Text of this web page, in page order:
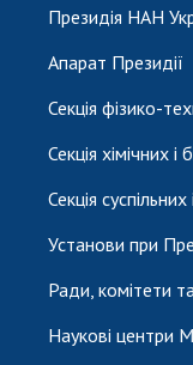
Президія НАН
Апарат Президії
Секція фізико-
Секція хімічних і
Секція
Установи при
Ради, комітети та
Наукові центри